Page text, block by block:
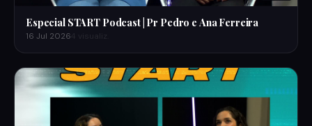
Especial START Podcast | Pr Pedro e Ana Ferreira
16 Jul 2026 4 visualiz.